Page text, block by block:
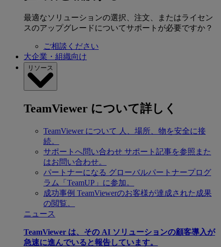
最適なソリューションの選択、注文、またはライセン
スのアップグレードについてサポートが必要ですか？
ご相談ください
大企業・組織向け
リソース
TeamViewer について詳しく
TeamViewer について 人、場所、物を安全に接
続。
サポートへ問い合わせ サポート記事を参照また
はお問い合わせ。
パートナーになる グローバルパートナープログ
ラム「TeamUP」に参加。
成功事例 TeamViewerのお客様が達成された成果
の閲覧。
ニュース
TeamViewer は、その AI ソリューションの顧客導入が
急速に進んでいると報告しています。